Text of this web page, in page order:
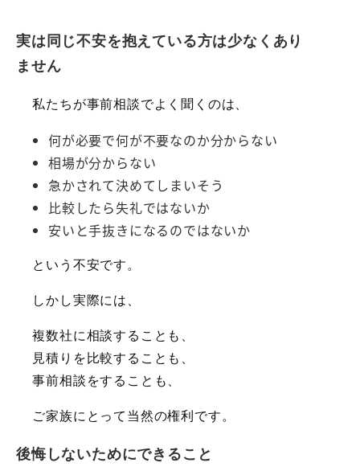
実は同じ不安を抱えている方は少なくあり
ません
私たちが事前相談でよく聞くのは、
何が必要で何が不要なのか分からない
相場が分からない
急かされて決めてしまいそう
比較したら失礼ではないか
安いと手抜きになるのではないか
という不安です。
しかし実際には、
複数社に相談することも、
見積りを比較することも、
事前相談をすることも、
ご家族にとって当然の権利です。
後悔しないためにできること